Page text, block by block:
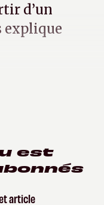
d’un
explique
est
article